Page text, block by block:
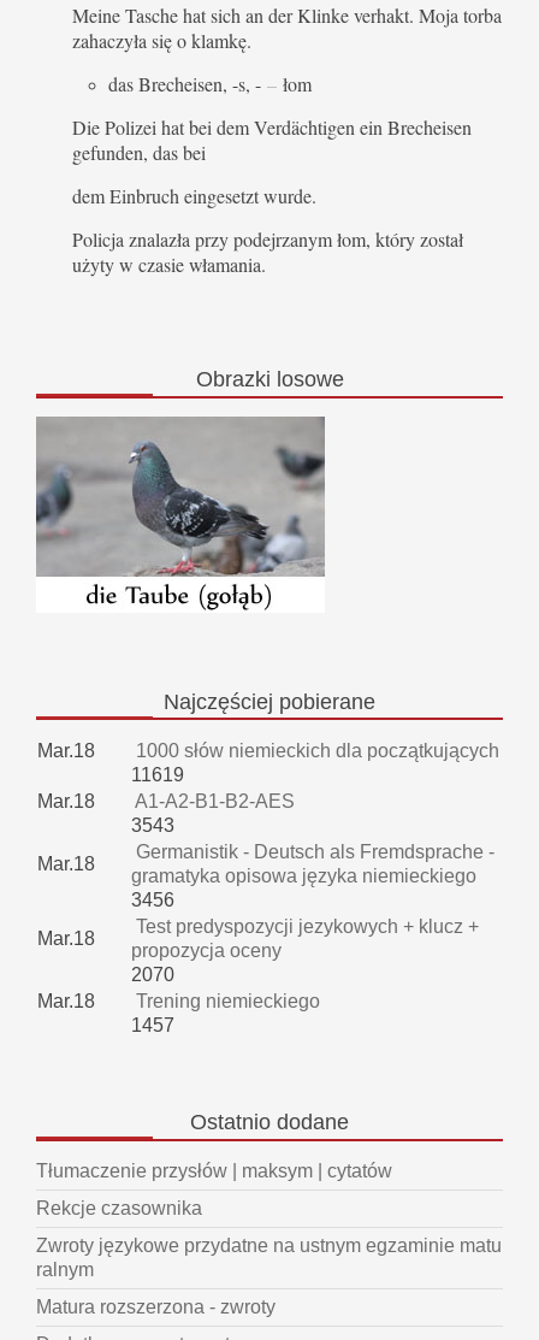
Meine Tasche hat sich an der Klinke verhakt. Moja torba
zahaczyła się o klamkę.
das Brecheisen, -s, - – łom
Die Polizei hat bei dem Verdächtigen ein Brecheisen
gefunden, das bei
dem Einbruch eingesetzt wurde.
Policja znalazła przy podejrzanym łom, który został
użyty w czasie włamania.
Obrazki losowe
Najczęściej pobierane
Mar.18
1000 słów niemieckich dla początkujących
11619
Mar.18
A1-A2-B1-B2-AES
3543
Mar.18
Germanistik - Deutsch als Fremdsprache -
gramatyka opisowa języka niemieckiego
3456
Mar.18
Test predyspozycji jezykowych + klucz +
propozycja oceny
2070
Mar.18
Trening niemieckiego
1457
Ostatnio dodane
Tłumaczenie przysłów | maksym | cytatów
Rekcje czasownika
Zwroty językowe przydatne na ustnym egzaminie matu
ralnym
Matura rozszerzona - zwroty